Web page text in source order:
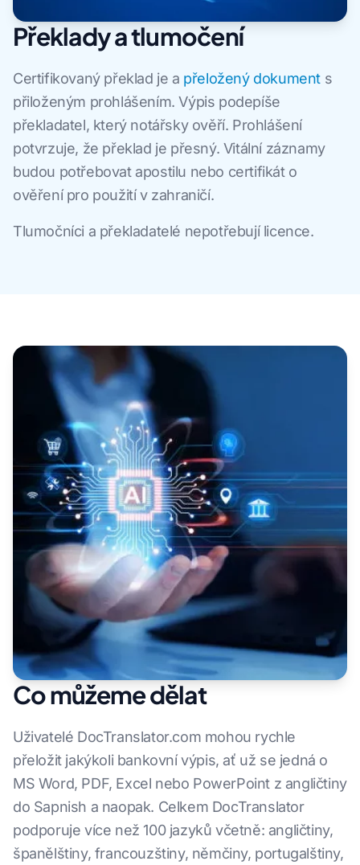
Překlady a tlumočení
Certifikovaný překlad je a přeložený dokument s
přiloženým prohlášením. Výpis podepíše
překladatel, který notářsky ověří. Prohlášení
potvrzuje, že překlad je přesný. Vitální záznamy
budou potřebovat apostilu nebo certifikát o
ověření pro použití v zahraničí.
Tlumočníci a překladatelé nepotřebují licence.
Co můžeme dělat
Uživatelé DocTranslator.com mohou rychle
přeložit jakýkoli bankovní výpis, ať už se jedná o
MS Word, PDF, Excel nebo PowerPoint z angličtiny
do Sapnish a naopak. Celkem DocTranslator
podporuje více než 100 jazyků včetně: angličtiny,
španělštiny, francouzštiny, němčiny, portugalštiny,